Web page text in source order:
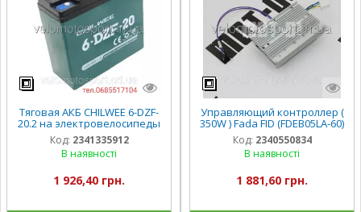
Тяговая АКБ CHILWEE 6-DZF-
20.2 на электровелосипеды
Код: 2341335912
В наявності
1 926,40 грн.
Управляющий контроллер (
350W ) Fada FID (FDEB05LA-60)
Код: 2340550834
В наявності
1 881,60 грн.